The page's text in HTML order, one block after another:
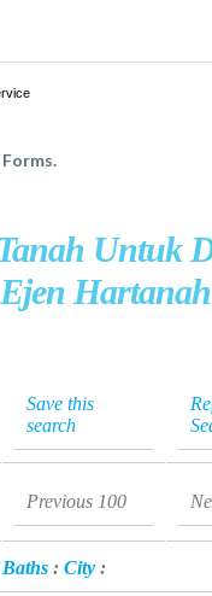
Untuk
Hartanah
Save this
search
Previous 100
Baths: City: